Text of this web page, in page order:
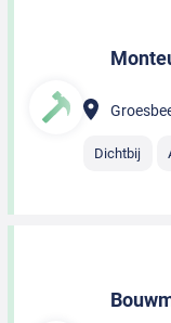
Dichtbij